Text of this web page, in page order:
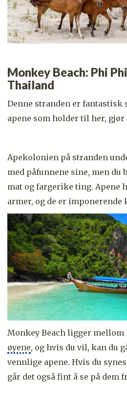
Monkey Beach: Phi
Thailand
Denne stranden er fantastisk
apene som holder til her, gjør
Apekolonien på stranden
med påfunnene sine, men du
mat og fargerike ting. Apene
armer, og de er imponerende
Monkey Beach ligger
øyene, og hvis du vil, kan du
vennlige apene. Hvis du
går det også fint å se på dem